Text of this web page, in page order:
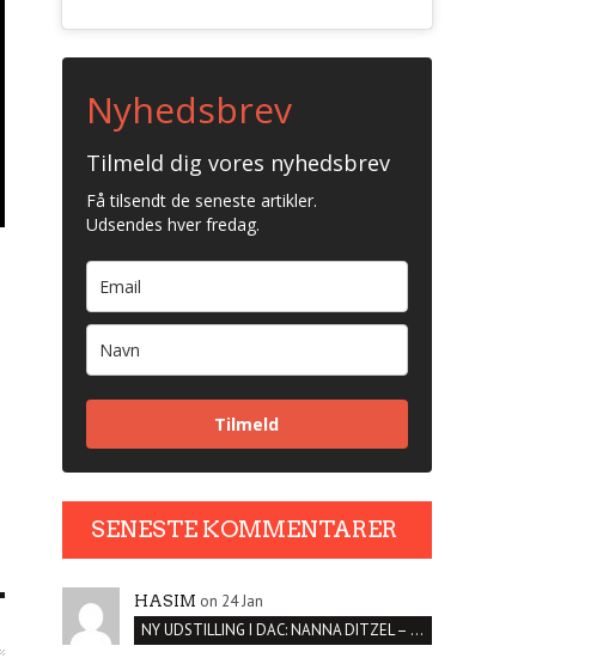
Nyhedsbrev
Tilmeld dig vores nyhedsbrev
Få tilsendt de seneste artikler.
Udsendes hver fredag.
Tilmeld
SENESTE KOMMENTARER
HASIM on 24 Jan
NY UDSTILLING I DAC: NANNA DITZEL – SÆT KROPPEN FRI